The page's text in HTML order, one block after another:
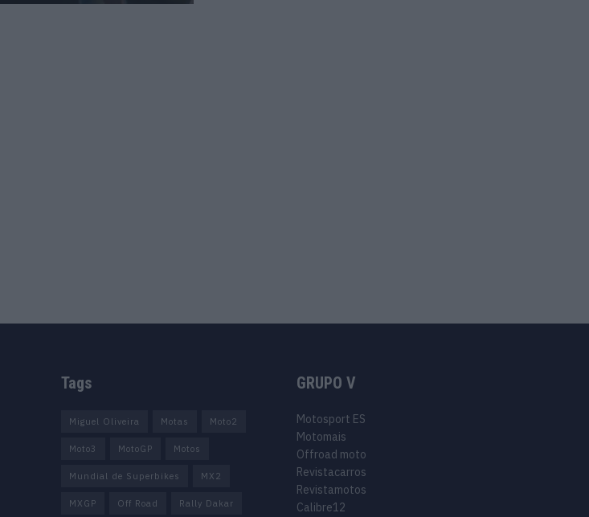
Tags
Miguel Oliveira Motas Moto2
Moto3 MotoGP Motos
Mundial de Superbikes MX2
MXGP Off Road Rally Dakar
GRUPO V
Motosport ES
Motomais
Offroad moto
Revistacarros
Revistamotos
Calibre12